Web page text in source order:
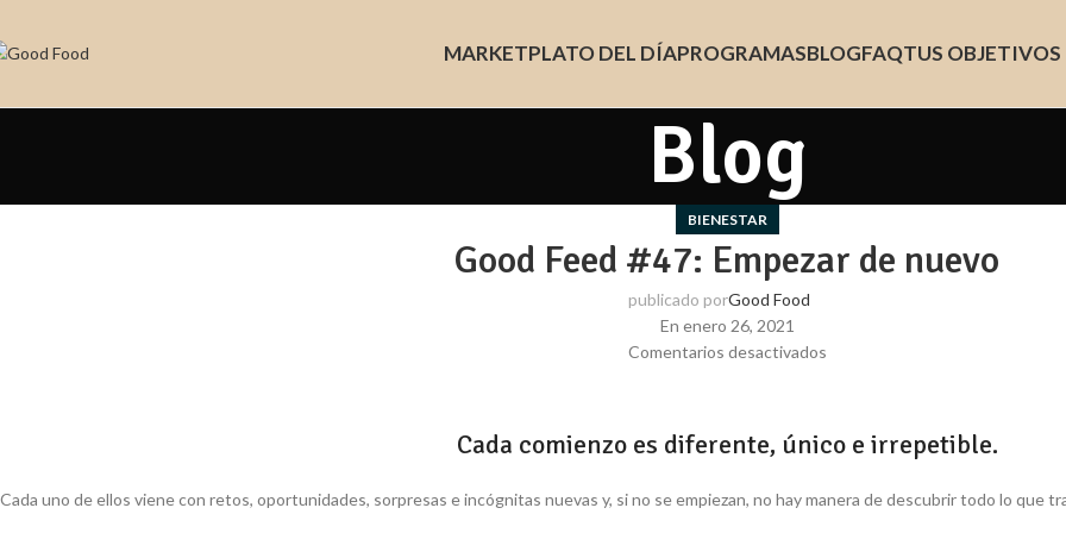
MARKETPLATO DEL DÍAPROGRAMASBLOGFAQTUS OBJETIVOS
Blog
BIENESTAR
Good Feed #47: Empezar de nuevo
publicado porGood Food
En enero 26, 2021
Comentarios desactivados
Cada comienzo es diferente, único e irrepetible.
Cada uno de ellos viene con retos, oportunidades, sorpresas e incógnitas nuevas y, si no se empiezan, no hay manera de descubrir todo lo que